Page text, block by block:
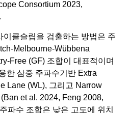
Consortium 2023,
이클슬립을 검출하는 방법은 주
Melbourne-Wübbena
Free (GF) 조합이 대표적이며
한 삼중 주파수기반 Extra
Lane (WL), 그리고 Narrow
et al. 2024, Feng 2008,
파수 조합은 낮은 고도에 위치